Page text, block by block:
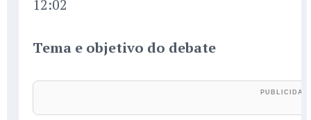
12:02
Tema e objetivo do debate